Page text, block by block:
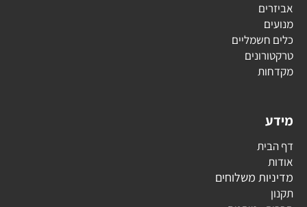
אביזרים
מנועים
כלים חשמליים
טרקטורונים
מקדחות
מידע
דף הבית
אודות
מדיניות משלוחים
תקנון